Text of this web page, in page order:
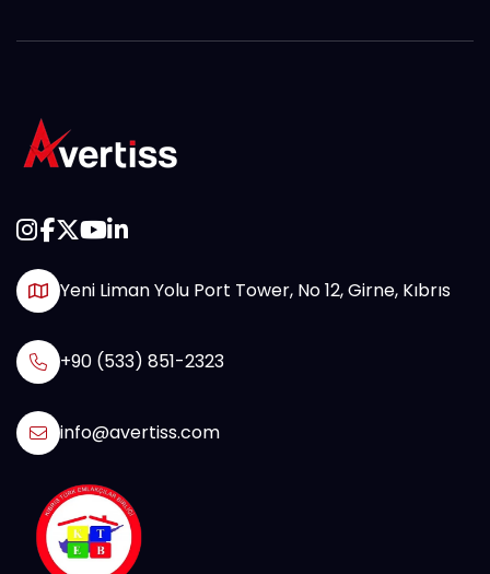
Yeni Liman Yolu Port Tower, No 12, Girne, Kıbrıs
+90 (533) 851-2323
info@avertiss.com